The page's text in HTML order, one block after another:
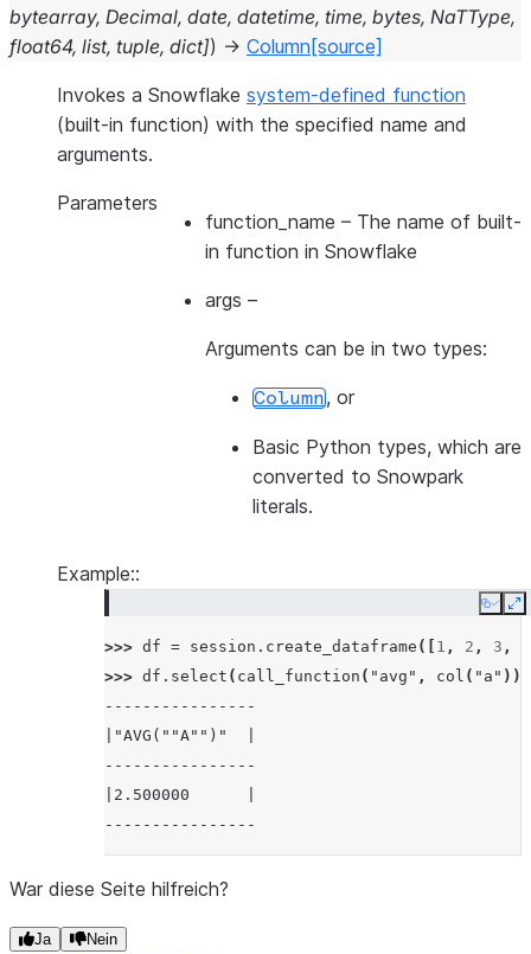
bytearray, Decimal, date, datetime, time, bytes, NaTType,
float64, list, tuple, dict]) → Column [source]
Invokes a Snowflake system-defined function
(built-in function) with the specified name and
arguments.
Parameters
function_name – The name of built-
in function in Snowflake
args –
Arguments can be in two types:
Column, or
Basic Python types, which are
converted to Snowpark
literals.
Example::
Copy
>>> df = session . create_dataframe ([ 1 , 2 , 3 ,
>>> df . select ( call_function ( "avg" , col ( "a" )))
----------------
|"AVG(""A"")"  |
----------------
|2.500000      |
----------------
War diese Seite hilfreich?
Ja Nein